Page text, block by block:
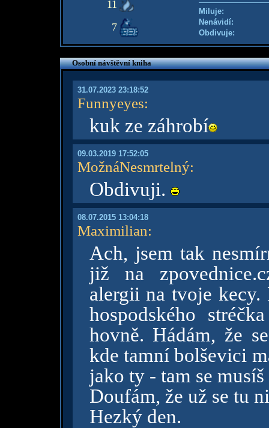
11
7
Miluje:
Nenávidí:
Obdivuje:
Osobní návštěvní kniha
31.07.2023 23:18:52
Funnyeyes:
kuk ze záhrobí
09.03.2019 17:52:05
MožnáNesmrtelný:
Obdivuji.
08.07.2015 13:04:18
Maximilian:
Ach, jsem tak
již na
alergii na tvoje
hospodského
hovně. Hádám, že
kde tamní bolševici
jako ty - tam se
Doufám, že už se tu
Hezký den.